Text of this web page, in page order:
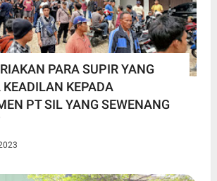
PARA SUPIR YANG
KEPADA
PT SIL YANG SEWENANG